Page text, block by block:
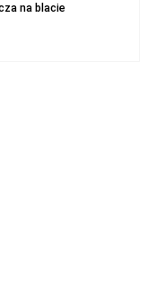
na blacie